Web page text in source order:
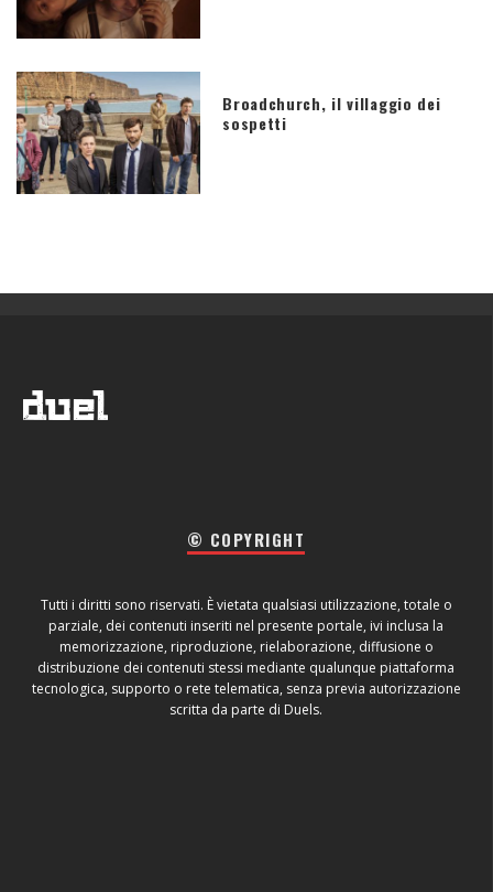
Broadchurch, il villaggio dei
sospetti
© COPYRIGHT
Tutti i diritti sono riservati. È vietata qualsiasi utilizzazione, totale o
parziale, dei contenuti inseriti nel presente portale, ivi inclusa la
memorizzazione, riproduzione, rielaborazione, diffusione o
distribuzione dei contenuti stessi mediante qualunque piattaforma
tecnologica, supporto o rete telematica, senza previa autorizzazione
scritta da parte di Duels.